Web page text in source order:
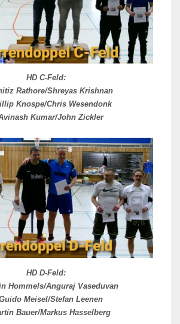
HD C-Feld:
Rathore/Shreyas Krishnan
Knospe/Chris Wesendonk
Kumar/John Zickler
HD D-Feld:
Hommels/Anguraj Vaseduvan
Meisel/Stefan Leenen
Bauer/Markus Hasselberg